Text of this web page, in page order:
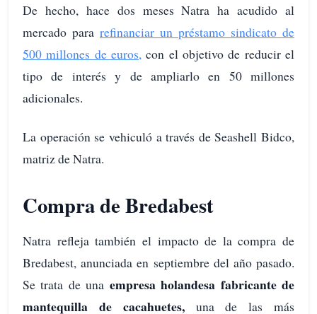
De hecho, hace dos meses Natra ha acudido al
mercado para refinanciar un préstamo sindicato de
500 millones de euros, con el objetivo de reducir el
tipo de interés y de ampliarlo en 50 millones
adicionales.
La operación se vehiculó a través de Seashell Bidco,
matriz de Natra.
Compra de Bredabest
Natra refleja también el impacto de la compra de
Bredabest, anunciada en septiembre del año pasado.
Se trata de una empresa holandesa fabricante de
mantequilla de cacahuetes,una de las más